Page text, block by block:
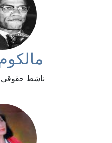
ناشط حقوقي